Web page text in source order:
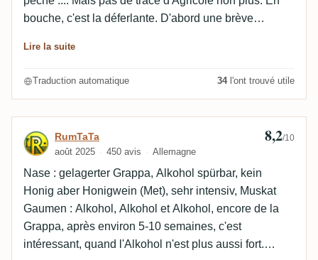
l'oxygène pénètre dans la bouche, il devient
brièvement un peu effervescent.
bouche, c'est la déferlante. D'abord une brève
langue et engourdit légèrement les papilles. Puis
pêche et les premiers signes de verdure. La finale,
première classe, j'en ai eu de bien meilleurs dans
mon verre. Mais comme souvent, c'est une question
de goût. Je n'en ai définitivement pas besoin d'une
bouteille.
Lire la suite
Traduction automatique 34l'ont trouvé utile
Avis de RumTaTa
RumTaTa
août 2025 450 avis Allemagne
8,2/10
Nase : gelagerter Grappa, Alkohol spürbar, kein
Honig aber Honigwein (Met), sehr intensiv, Muskat
Gaumen : Alkohol, Alkohol et Alkohol, encore de la
Grappa, après environ 5-10 semaines, c'est
intéressant, quand l'Alkohol n'est plus aussi fort.